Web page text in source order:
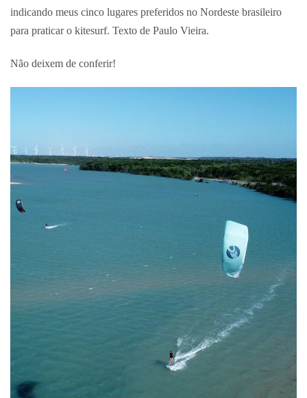
indicando meus cinco lugares preferidos no Nordeste brasileiro
para praticar o kitesurf. Texto de Paulo Vieira.
Não deixem de conferir!